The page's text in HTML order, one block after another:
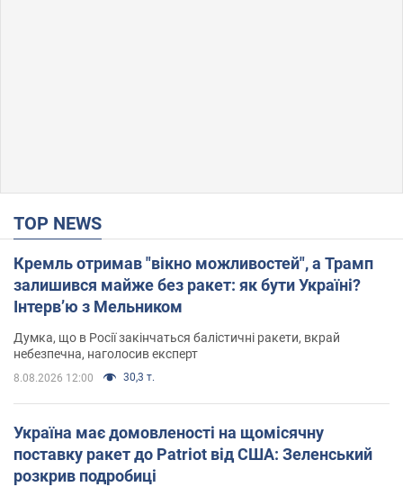
TOP NEWS
Кремль отримав "вікно можливостей", а Трамп
залишився майже без ракет: як бути Україні?
Інтерв’ю з Мельником
Думка, що в Росії закінчаться балістичні ракети, вкрай
небезпечна, наголосив експерт
8.08.2026 12:00 30,3 т.
Україна має домовленості на щомісячну
поставку ракет до Patriot від США: Зеленський
розкрив подробиці